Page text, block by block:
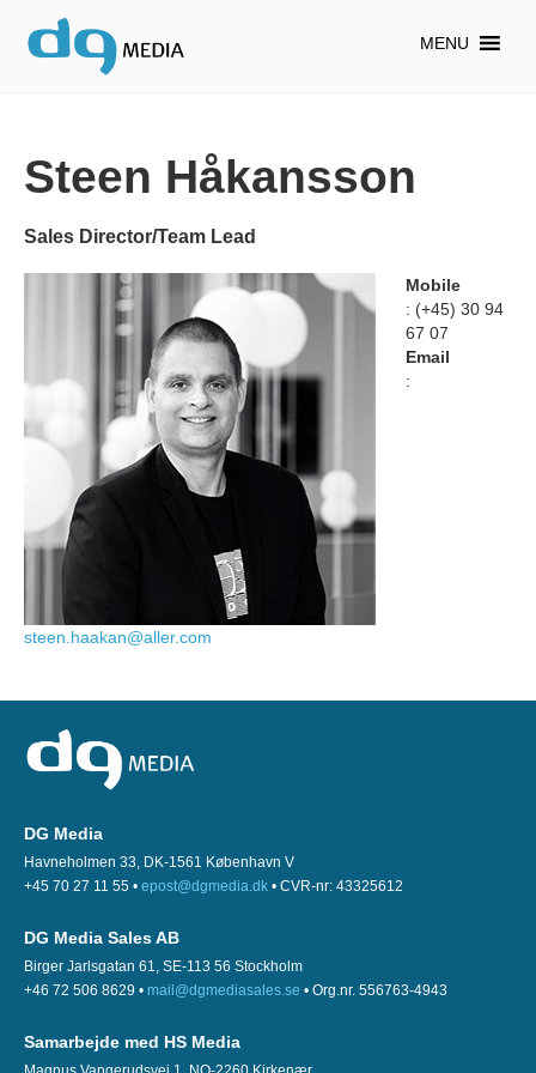
MENU
Steen Håkansson
Sales Director/Team Lead
Mobile
: (+45) 30 94
67 07
Email
:
steen.haakan@aller.com
DG Media
Havneholmen 33, DK-1561 København V
+45 70 27 11 55 • epost@dgmedia.dk • CVR-nr: 43325612
DG Media Sales AB
Birger Jarlsgatan 61, SE-113 56 Stockholm
+46 72 506 8629 • mail@dgmediasales.se • Org.nr. 556763-4943
Samarbejde med HS Media